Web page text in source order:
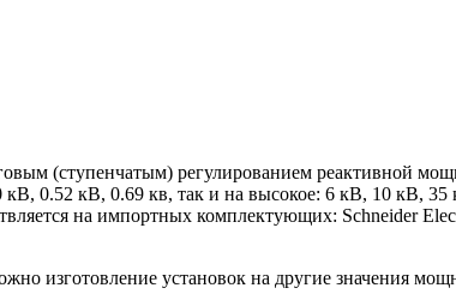
(ступенчатым) регулированием реактивной
0.52 кВ, 0.69 кв, так и на высокое: 6 кВ, 10 кВ,
на импортных комплектующих: Schneider
изготовление установок на другие значения